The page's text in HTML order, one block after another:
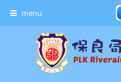
menu